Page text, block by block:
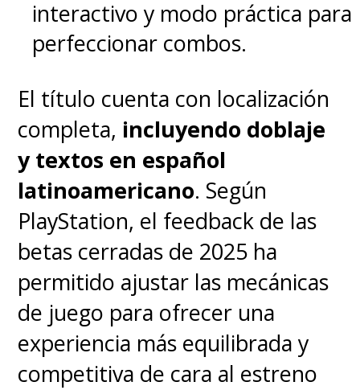
interactivo y modo práctica para
perfeccionar combos.
El título cuenta con localización
completa, incluyendo doblaje
y textos en español
latinoamericano. Según
PlayStation, el feedback de las
betas cerradas de 2025 ha
permitido ajustar las mecánicas
de juego para ofrecer una
experiencia más equilibrada y
competitiva de cara al estreno